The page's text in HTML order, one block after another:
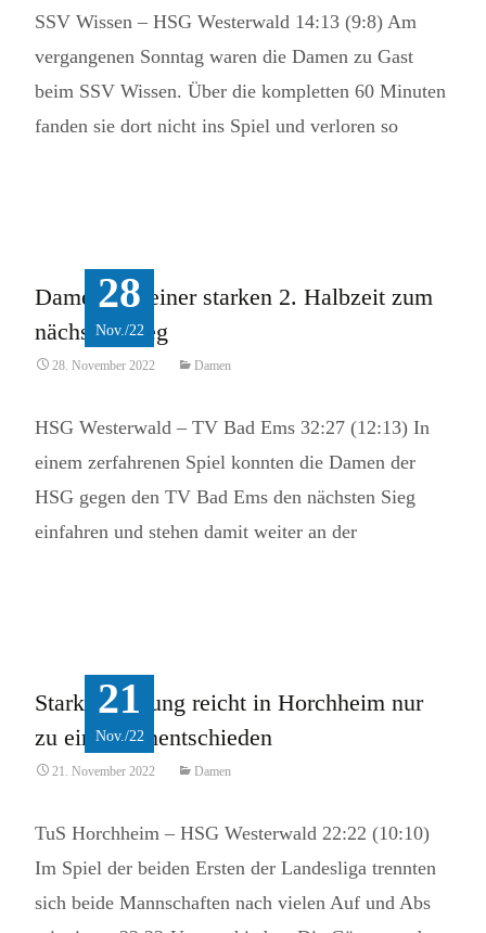
SSV Wissen – HSG Westerwald 14:13 (9:8) Am
vergangenen Sonntag waren die Damen zu Gast
beim SSV Wissen. Über die kompletten 60 Minuten
fanden sie dort nicht ins Spiel und verloren so
28
Nov./22
Damen mit einer starken 2. Halbzeit zum
nächsten Sieg
28. November 2022 Damen
HSG Westerwald – TV Bad Ems 32:27 (12:13) In
einem zerfahrenen Spiel konnten die Damen der
HSG gegen den TV Bad Ems den nächsten Sieg
einfahren und stehen damit weiter an der
21
Nov./22
Starke Leistung reicht in Horchheim nur
zu einem Unentschieden
21. November 2022 Damen
TuS Horchheim – HSG Westerwald 22:22 (10:10)
Im Spiel der beiden Ersten der Landesliga trennten
sich beide Mannschaften nach vielen Auf und Abs